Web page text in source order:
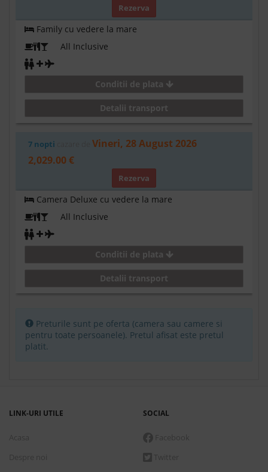
Rezerva
Family cu vedere la mare
All Inclusive
Conditii de plata
Detalii transport
7 nopti
Vineri, 28 August 2026
2,029.00 €
Rezerva
Camera Deluxe cu vedere la mare
All Inclusive
Conditii de plata
Detalii transport
Preturile sunt pe oferta (camera sau camere si
pentru toate persoanele). Pretul afisat este pretul
platit.
LINK-URI UTILE SOCIAL